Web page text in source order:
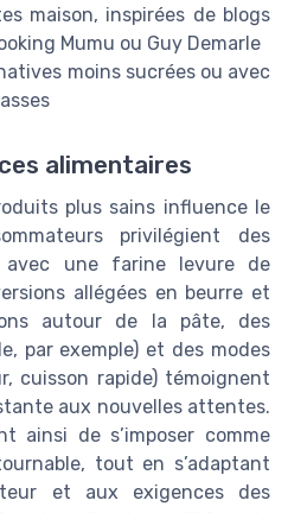
maison, inspirées de blogs
Mumu ou Guy Demarle
moins sucrées ou avec
alimentaires
plus sains influence le
privilégient des
une farine levure de
allégées en beurre et
autour de la pâte, des
par exemple) et des modes
cuisson rapide) témoignent
aux nouvelles attentes.
ainsi de s’imposer comme
tout en s’adaptant
et aux exigences des